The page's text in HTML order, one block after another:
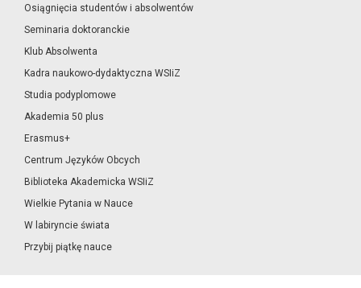
Osiągnięcia studentów i absolwentów
Seminaria doktoranckie
Klub Absolwenta
Kadra naukowo-dydaktyczna WSIiZ
Studia podyplomowe
Akademia 50 plus
Erasmus+
Centrum Języków Obcych
Biblioteka Akademicka WSIiZ
Wielkie Pytania w Nauce
W labiryncie świata
Przybij piątkę nauce